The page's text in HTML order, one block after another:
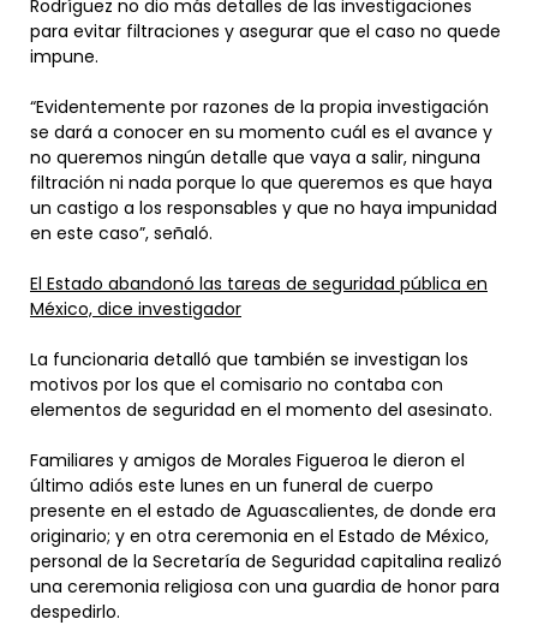
Rodríguez no dio más detalles de las investigaciones
para evitar filtraciones y asegurar que el caso no quede
impune.
“Evidentemente por razones de la propia investigación
se dará a conocer en su momento cuál es el avance y
no queremos ningún detalle que vaya a salir, ninguna
filtración ni nada porque lo que queremos es que haya
un castigo a los responsables y que no haya impunidad
en este caso”, señaló.
El Estado abandonó las tareas de seguridad pública en
México, dice investigador
La funcionaria detalló que también se investigan los
motivos por los que el comisario no contaba con
elementos de seguridad en el momento del asesinato.
Familiares y amigos de Morales Figueroa le dieron el
último adiós este lunes en un funeral de cuerpo
presente en el estado de Aguascalientes, de donde era
originario; y en otra ceremonia en el Estado de México,
personal de la Secretaría de Seguridad capitalina realizó
una ceremonia religiosa con una guardia de honor para
despedirlo.